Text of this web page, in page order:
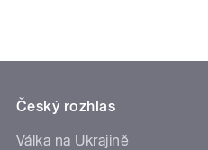
Český rozhlas
Válka na Ukrajině